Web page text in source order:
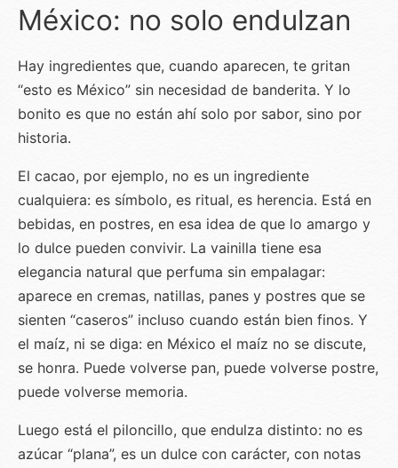
México: no solo endulzan
Hay ingredientes que, cuando aparecen, te gritan
“esto es México” sin necesidad de banderita. Y lo
bonito es que no están ahí solo por sabor, sino por
historia.
El cacao, por ejemplo, no es un ingrediente
cualquiera: es símbolo, es ritual, es herencia. Está en
bebidas, en postres, en esa idea de que lo amargo y
lo dulce pueden convivir. La vainilla tiene esa
elegancia natural que perfuma sin empalagar:
aparece en cremas, natillas, panes y postres que se
sienten “caseros” incluso cuando están bien finos. Y
el maíz, ni se diga: en México el maíz no se discute,
se honra. Puede volverse pan, puede volverse postre,
puede volverse memoria.
Luego está el piloncillo, que endulza distinto: no es
azúcar “plana”, es un dulce con carácter, con notas